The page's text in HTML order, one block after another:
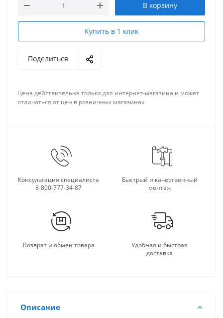
В корзину
Купить в 1 клик
Поделиться
Цена действительна только для интернет-магазина и может
отличаться от цен в розничных магазинах
Консультация специалиста
8-800-777-34-87
Быстрый и качественный
монтаж
Возврат и обмен товара
Удобная и быстрая
доставка
Описание